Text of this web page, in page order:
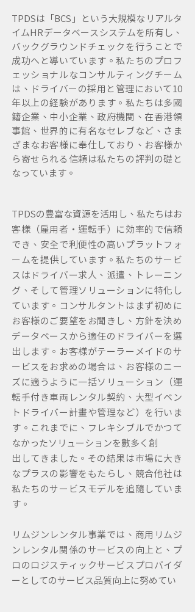
TPDSは「BCS」という大規模なリアルタ
イムHRデータベースシステムを所有し、
バックグラウンドチェックを行うことで
成功へと導いています。私たちのプロフ
ェッショナルなコンサルティングチーム
は、ドライバーの採用と管理において10
年以上の経験があります。私たちは多国
籍企業、中小企業、政府機関、在香港領
事館、世界的に有名なセレブなど、さま
ざまなお客様に奉仕しており、お客様か
ら寄せられる信頼は私たちの評判の礎と
なっています。
TPDSの豊富な資源を活用し、私たちはお
客様（雇用者・運転手）に効率的で信頼
でき、安全で利便性の高いプラットフォ
ームを提供しています。私たちのサービ
スはドライバー求人、派遣、トレーニン
グ、そして管理ソリューションに特化し
ています。コンサルタントはまず初めに
お客様のご要望をお聞きし、方針を決め
データベースから適任のドライバーを選
出します。お客様がテーラーメイドのサ
ービスをお求めの場合は、お客様のニー
ズに適うように一括ソリューション（運
転手付き車両レンタル契約、大型イベン
トドライバー計画や管理など）を行いま
す。これまでに、フレキシブルでかつて
なかったソリューションを数多く創
出してきました。その結果は市場に大き
なプラスの影響をもたらし、競合他社は
私たちのサービスモデルを追随していま
す。
リムジンレンタル事業では、商用リムジ
ンレンタル関係のサービスの向上と、プ
ロのロジスティックサービスプロバイダ
ーとしてのサービス品質向上に努めてい